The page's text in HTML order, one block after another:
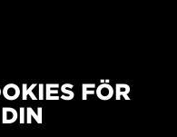
FÖR